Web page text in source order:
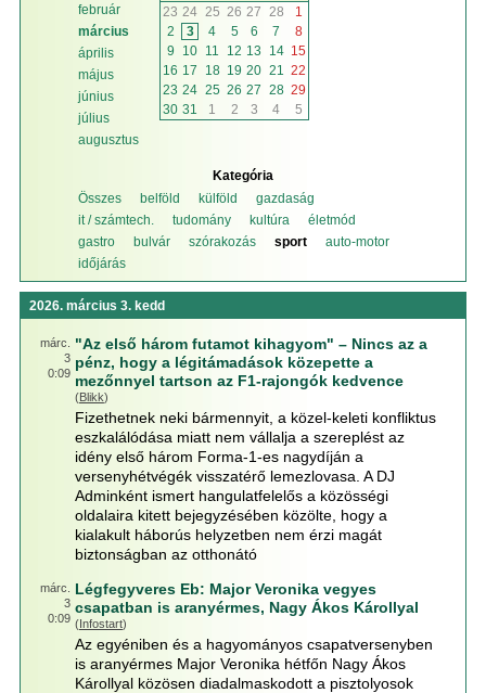
február
március
április
május
június
július
augusztus
23 24 25 26 27 28
1
2
3 4 5 6 7
8
9
10 11 12 13 14 15
16 17 18 19 20 21
22
23 24 25 26 27 28 29
30 31 1 2 3 4 5
Kategória
Összes
belföld külföld
gazdaság
it / számtech.
tudomány kultúra
életmód
gastro
bulvár szórakozás sport
auto-motor
időjárás
2026. március 3. kedd
márc.
3
0:09
"Az első három futamot kihagyom" – Nincs az a
pénz, hogy a légitámadások közepette a
mezőnnyel tartson az F1-rajongók kedvence
(Blikk)
Fizethetnek neki bármennyit, a közel-keleti konfliktus
eszkalálódása miatt nem vállalja a szereplést az
idény első három Forma-1-es nagydíján a
versenyhétvégék visszatérő lemezlovasa. A DJ
Adminként ismert hangulatfelelős a közösségi
oldalaira kitett bejegyzésében közölte, hogy a
kialakult háborús helyzetben nem érzi magát
biztonságban az otthonátó
márc.
3
0:09
Légfegyveres Eb: Major Veronika vegyes
csapatban is aranyérmes, Nagy Ákos Károllyal
(Infostart)
Az egyéniben és a hagyományos csapatversenyben
is aranyérmes Major Veronika hétfőn Nagy Ákos
Károllyal közösen diadalmaskodott a pisztolyosok